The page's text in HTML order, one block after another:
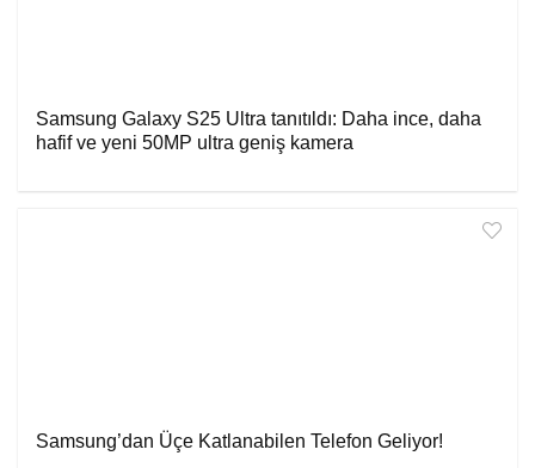
Samsung Galaxy S25 Ultra tanıtıldı: Daha ince, daha
hafif ve yeni 50MP ultra geniş kamera
Samsung’dan Üçe Katlanabilen Telefon Geliyor!